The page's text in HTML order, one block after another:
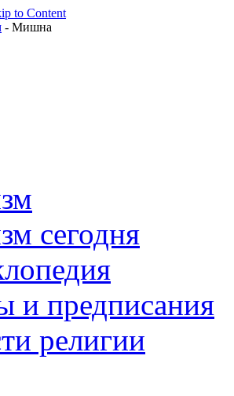
to Content
- Мишна
сегодня
и предписания
религии